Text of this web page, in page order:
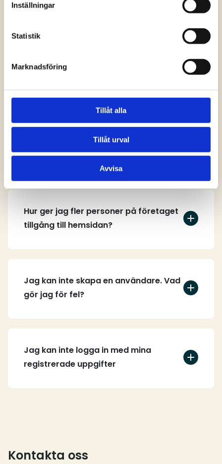
Inställningar
Statistik
Marknadsföring
Tillåt alla
Tillåt urval
Avvisa
Vanliga frågor och
hemsidan?
Hur skapar jag ett användarkonto?
Hur ger jag fler personer på företaget
tillgång till hemsidan?
Jag kan inte skapa en användare. Vad
gör jag för fel?
Jag kan inte logga in med mina
registrerade uppgifter
Kontakta oss